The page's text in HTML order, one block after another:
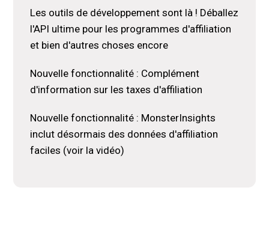
Les outils de développement sont là ! Déballez
l'API ultime pour les programmes d'affiliation
et bien d'autres choses encore
Nouvelle fonctionnalité : Complément
d'information sur les taxes d'affiliation
Nouvelle fonctionnalité : MonsterInsights
inclut désormais des données d'affiliation
faciles (voir la vidéo)